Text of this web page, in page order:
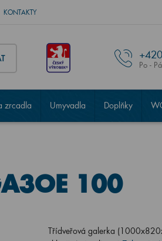
KONTAKTY
+420
Po -
zrcadla Umyvadla Doplňky
100
Třídveřová galerka